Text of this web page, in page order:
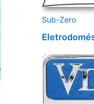
Sub-Zero